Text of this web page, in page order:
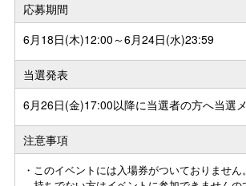
応募期間
6月18日(木)12:00～6月24日(水)23:59
当選発表
6月26日(金)17:00以降に当選者の方へ当選
注意事項
・このイベントには入場券がついておりませ